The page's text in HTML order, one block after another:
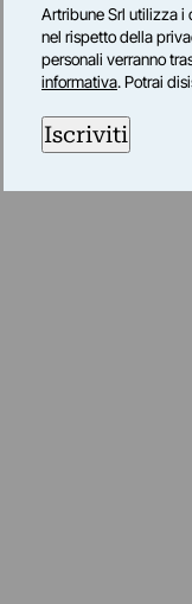
Artribune Srl utilizza i
nel rispetto della
personali verranno
informativa. Potrai
Iscriviti